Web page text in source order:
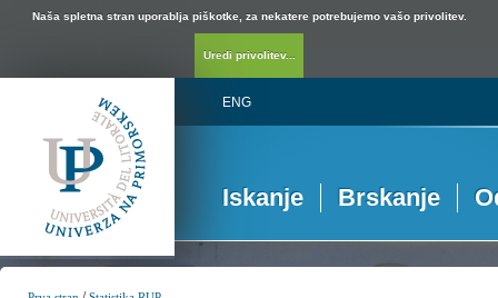
Naša spletna stran uporablja piškotke, za nekatere potrebujemo vašo privolitev.
Uredi privolitev...
ENG
Iskanje Brskanje